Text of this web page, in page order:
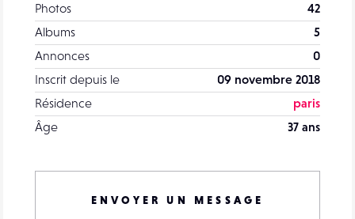
Photos
42
Albums
5
Annonces
0
Inscrit depuis le
09 novembre 2018
Résidence
paris
Âge
37 ans
ENVOYER UN MESSAGE